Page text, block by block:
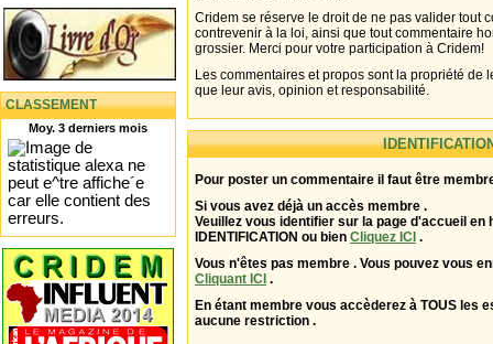
CLASSEMENT
Moy. 3 derniers mois
Cridem se réserve le droit de ne pas valider tout
contrevenir à la loi, ainsi que tout commentaire
grossier. Merci pour votre participation à Cridem!
Les commentaires et propos sont la propriété de
que leur avis, opinion et responsabilité.
Pour poster un commentaire il faut être
Si vous avez déjà un accès membre .
Veuillez vous identifier sur la page d'accueil en
IDENTIFICATION ou bien Cliquez ICI .
Vous n'êtes pas membre . Vous pouvez vous
Cliquant ICI .
En étant membre vous accèderez à TOUS les
aucune restriction .